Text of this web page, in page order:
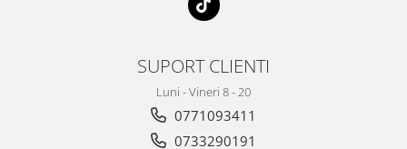
SUPORT CLIENTI
Luni - Vineri 8 - 20
0771093411
0733290191